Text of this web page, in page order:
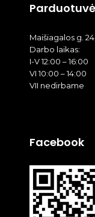
Maišiagalos g.
Darbo laikas:
I-V 12:00 – 16:00
VI 10:00 – 14:00
VII nedirbame
Facebook